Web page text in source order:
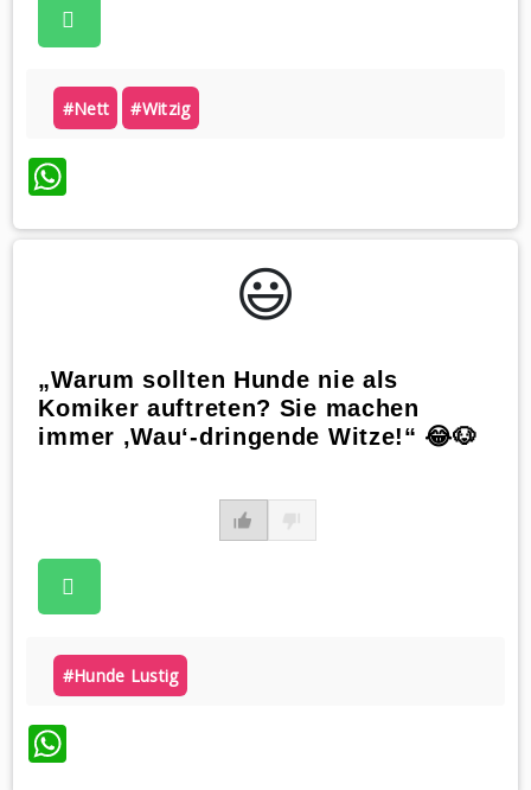
#nett #witzig
WhatsApp
😃️
„Warum sollten Hunde nie als
Komiker auftreten? Sie machen
immer ‚Wau‘-dringende Witze!“ 😂🐶
#hunde Lustig
WhatsApp